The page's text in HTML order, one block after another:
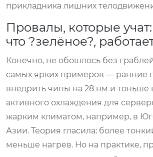
прикладника лишних
Провалы, которые
что ?зелёное?,
Конечно, не обошлось без
самых ярких примеров — ранние
внедрить чипы на 28 нм и тоньше
активного охлаждения для
жарким климатом, например, в
Азии. Теория гласила: более
меньше нагрев. Но на практике,